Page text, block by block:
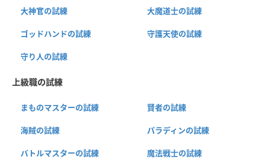
大神官の試練 大魔道士の試練
ゴッドハンドの試練 守護天使の試練
守り人の試練
上級職の試練
まものマスターの試練 賢者の試練
海賊の試練 パラディンの試練
バトルマスターの試練 魔法戦士の試練